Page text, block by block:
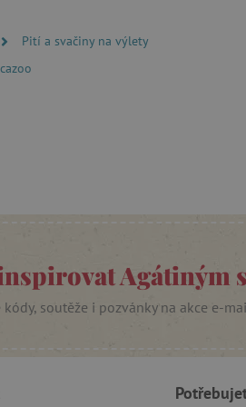
Pití a svačiny na výlety
Agátiným
soutěže i pozvánky na akce e-
cjConsent
CookieScriptConsent
Google